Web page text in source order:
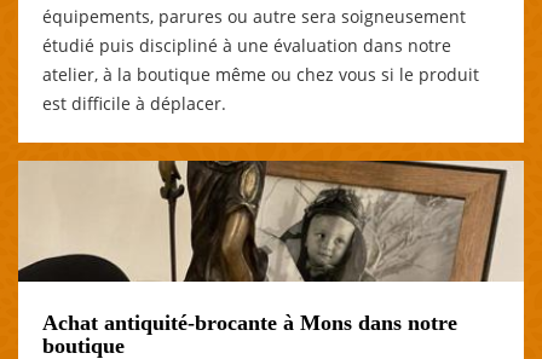
équipements, parures ou autre sera soigneusement
étudié puis discipliné à une évaluation dans notre
atelier, à la boutique même ou chez vous si le produit
est difficile à déplacer.
Achat antiquité-brocante à Mons dans notre
boutique